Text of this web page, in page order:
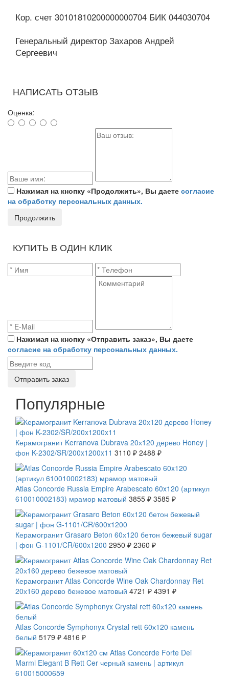
Кор. счет 30101810200000000704 БИК 044030704
Генеральный директор Захаров Андрей
Сергеевич
НАПИСАТЬ ОТЗЫВ
Оценка:
Нажимая на кнопку «Продолжить», Вы даете согласие
на обработку персональных данных.
Продолжить
КУПИТЬ В ОДИН КЛИК
Нажимая на кнопку «Отправить заказ», Вы даете
согласие на обработку персональных данных.
Отправить заказ
Популярные
СКИДКА 20 %
Керамогранит Kerranova Dubrava 20х120 дерево Honey |
фон K-2302/SR/200x1200x11 3110 ₽ 2488 ₽
Atlas Concorde Russia Empire Arabescato 60x120 (артикул
610010002183) мрамор матовый 3855 ₽ 3585 ₽
Керамогранит Grasaro Beton 60х120 бетон бежевый sugar
| фон G-1101/CR/600x1200 2950 ₽ 2360 ₽
Керамогранит Atlas Concorde Wine Oak Chardonnay Ret
20х160 дерево бежевое матовый 4721 ₽ 4391 ₽
Atlas Concorde Symphonyx Crystal rett 60х120 камень
белый 5179 ₽ 4816 ₽